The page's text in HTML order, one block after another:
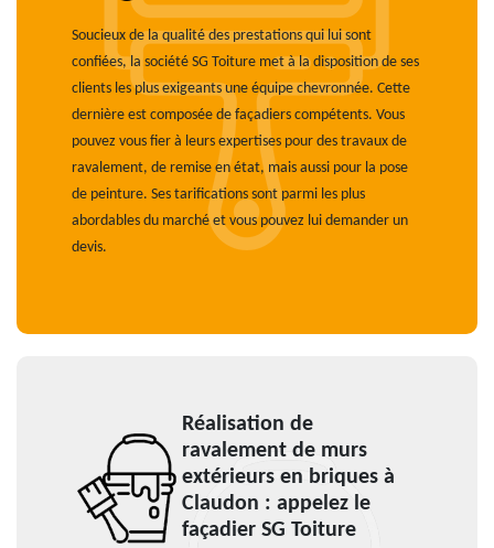
Soucieux de la qualité des prestations qui lui sont
confiées, la société SG Toiture met à la disposition de ses
clients les plus exigeants une équipe chevronnée. Cette
dernière est composée de façadiers compétents. Vous
pouvez vous fier à leurs expertises pour des travaux de
ravalement, de remise en état, mais aussi pour la pose
de peinture. Ses tarifications sont parmi les plus
abordables du marché et vous pouvez lui demander un
devis.
Réalisation de
ravalement de murs
extérieurs en briques à
Claudon : appelez le
façadier SG Toiture